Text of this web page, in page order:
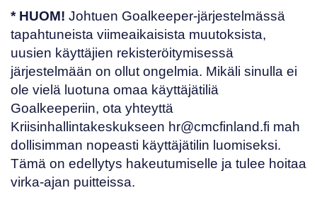
* HUOM! Johtuen Goalkeeper-järjestelmässä
tapahtuneista viimeaikaisista muutoksista,
uusien käyttäjien rekisteröitymisessä
järjestelmään on ollut ongelmia. Mikäli sinulla ei
ole vielä luotuna omaa käyttäjätiliä
Goalkeeperiin, ota yhteyttä
Kriisinhallintakeskukseen hr@cmcfinland.fi mah
dollisimman nopeasti käyttäjätilin luomiseksi.
Tämä on edellytys hakeutumiselle ja tulee hoitaa
virka-ajan puitteissa.